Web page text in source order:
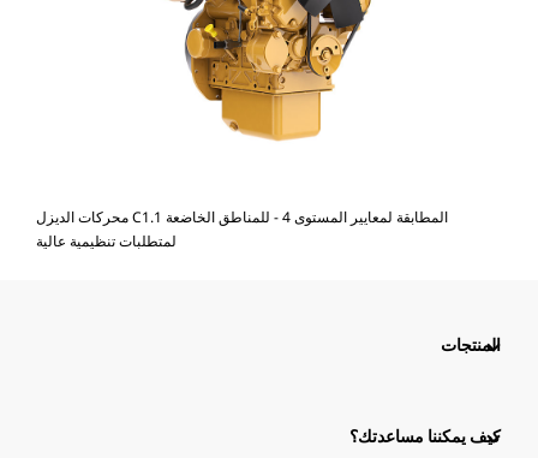
محركات الديزل C1.1 المطابقة لمعايير المستوى 4 - للمناطق الخاضعة
لمتطلبات تنظيمية عالية
المنتجات
كيف يمكننا مساعدتك؟